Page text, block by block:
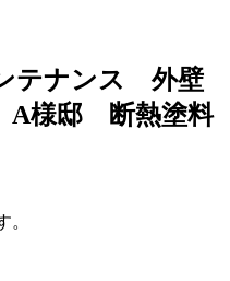
テナンス 外壁
様邸 断熱塗料
。